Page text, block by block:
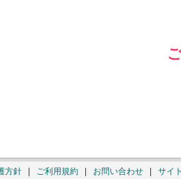
方針 | ご利用規約 | お問い合わせ |
サイ